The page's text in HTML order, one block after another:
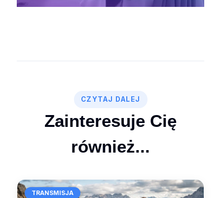
CZYTAJ DALEJ
Zainteresuje Cię
również...
TRANSMISJA